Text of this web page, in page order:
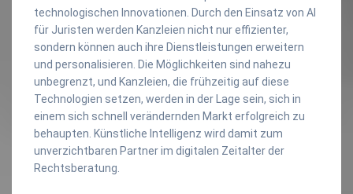
technologischen Innovationen. Durch den Einsatz von AI
für Juristen werden Kanzleien nicht nur effizienter,
sondern können auch ihre Dienstleistungen erweitern
und personalisieren. Die Möglichkeiten sind nahezu
unbegrenzt, und Kanzleien, die frühzeitig auf diese
Technologien setzen, werden in der Lage sein, sich in
einem sich schnell verändernden Markt erfolgreich zu
behaupten. Künstliche Intelligenz wird damit zum
unverzichtbaren Partner im digitalen Zeitalter der
Rechtsberatung.